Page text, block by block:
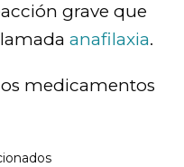
grave que
anafilaxia.
medicamentos